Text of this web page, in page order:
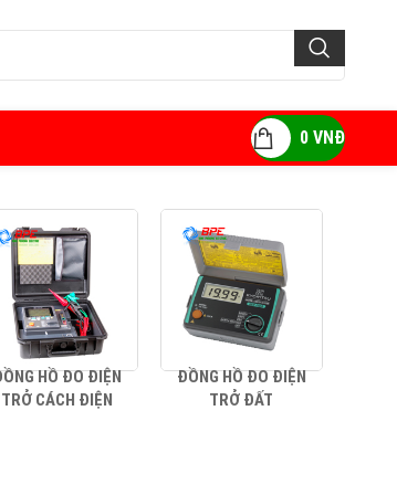
0 VNĐ
HỒ ĐO ĐIỆN
TRỞ CÁCH ĐIỆN
ĐỒNG HỒ ĐO ĐIỆN
TRỞ ĐẤT